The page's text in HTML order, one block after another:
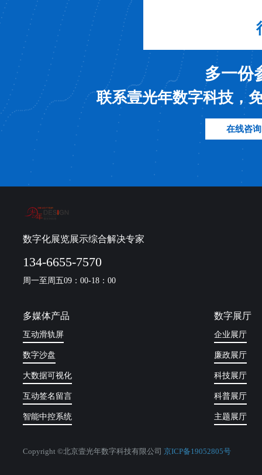
多一份
联系壹光年数字科技，
在线咨询
数字化展览展示综合解决专家
134-6655-7570
周一至周五09：00-18：00
多媒体产品
互动滑轨屏
数字沙盘
大数据可视化
互动签名留言
智能中控系统
数字展厅
企业展厅
廉政展厅
科技展厅
科普展厅
主题展厅
Copyright ©北京壹光年数字科技有限公司京ICP备19052805号